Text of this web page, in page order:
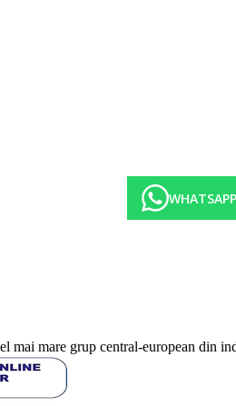
de la piscina (10:00-23:00)
mai mare grup central-european din